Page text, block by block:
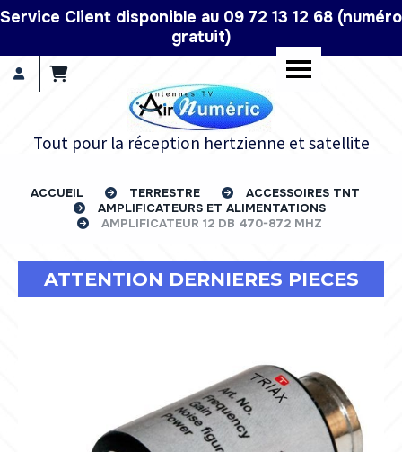
Service Client disponible au 09 72 13 12 68 (numéro
gratuit)
Tout pour la réception hertzienne et satellite
ACCUEIL TERRESTRE
ACCESSOIRES TNT
AMPLIFICATEURS ET ALIMENTATIONS
AMPLIFICATEUR 12 DB 470-872 MHZ
ATTENTION DERNIERES PIECES